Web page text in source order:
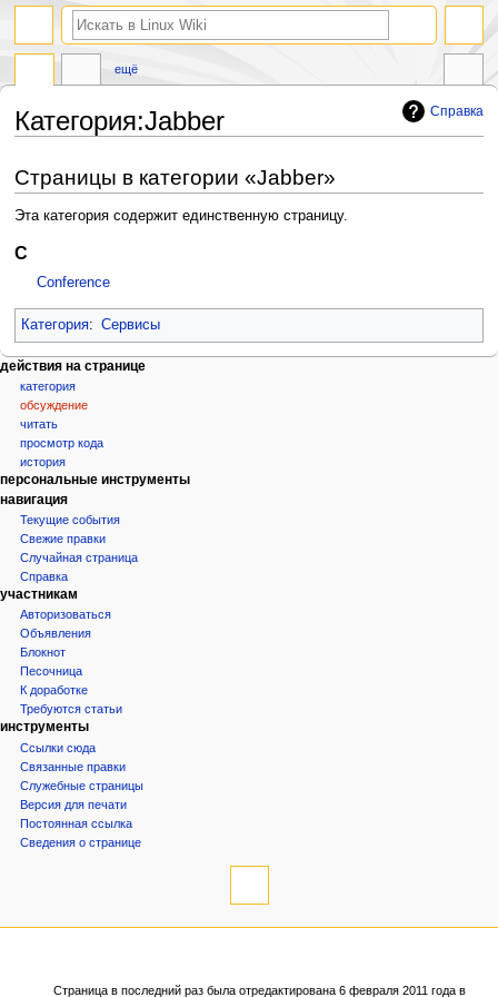
Справка
Категория:Jabber
к
навигации
к
поиску
Страницы в категории «Jabber»
Эта категория содержит единственную страницу.
C
Conference
Категория: Сервисы
Н
а
действия на странице
категория
обсуждение
читать
просмотр кода
история
ещё
персональные инструменты
навигация
Текущие события
Свежие правки
Случайная страница
Справка
поиск
участникам
Авторизоваться
Объявления
Блокнот
Песочница
К доработке
Требуются статьи
инструменты
Ссылки сюда
Связанные правки
Служебные страницы
Версия для печати
Постоянная ссылка
Сведения о странице
Страница в последний раз была отредактирована 6 февраля 2011 года в